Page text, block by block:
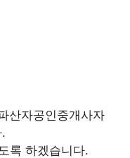
산자공인중개사자
록 하겠습니다.